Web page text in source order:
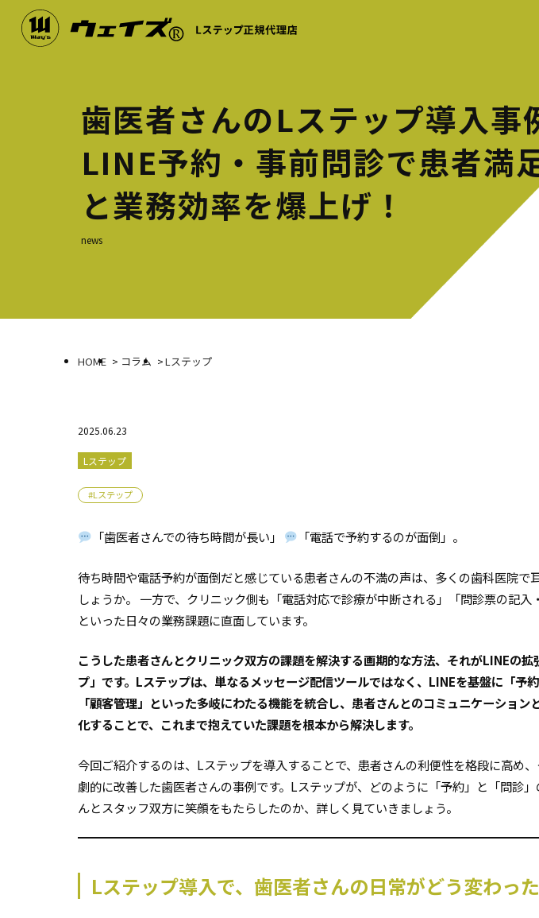
歯医者さんのLステップ導入事
LINE予約・事前問診で患者満
と業務効率を爆上げ！
news
HOME コラム Lステップ
2025.06.23
Lステップ
#Lステップ
「歯医者さんでの待ち時間が長い」 「電話で予約するのが面倒」――。
待ち時間や電話予約が面倒だと感じている患者さんの不満の声は、多くの歯科医院で
しょうか。 一方で、クリニック側も「電話対応で診療が中断される」「問診票の記入
といった日々の業務課題に直面しています。
こうした患者さんとクリニック双方の課題を解決する画期的な方法、それがLINEの
プ」です。Lステップは、単なるメッセージ配信ツールではなく、LINEを基盤に「予
「顧客管理」といった多岐にわたる機能を統合し、患者さんとのコミュニケーション
化することで、これまで抱えていた課題を根本から解決します。
今回ご紹介するのは、Lステップを導入することで、患者さんの利便性を格段に高め
劇的に改善した歯医者さんの事例です。Lステップが、どのように「予約」と「問診
んとスタッフ双方に笑顔をもたらしたのか、詳しく見ていきましょう。
Lステップ導入で、歯医者さんの日常がどう変わっ